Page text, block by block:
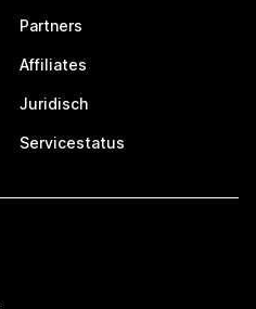
Partners
Affiliates
Juridisch
Servicestatus